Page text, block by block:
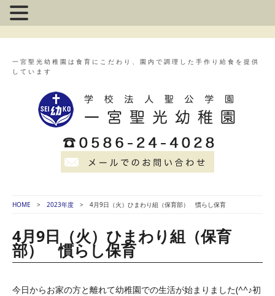
一宮聖光幼稚園は食育にこだわり、園内で調理した手作り給食を提供
しています
HOME 2023年度 4月9日（火）ひまわり組（保育部） 慣らし保育
4月9日（火）ひまわり組（保育
部） 慣らし保育
今日からお家の方と離れて幼稚園での生活が始まりました(^^♪初